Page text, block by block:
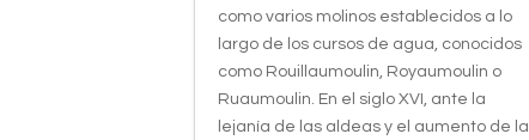
como varios molinos establecidos a lo
largo de los cursos de agua, conocidos
como Rouillaumoulin, Royaumoulin o
Ruaumoulin. En el siglo XVI, ante la
lejanía de las aldeas y el aumento de la